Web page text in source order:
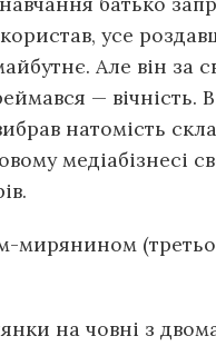
усе
Але він за
— вічність.
натомість
мирянином
на човні з